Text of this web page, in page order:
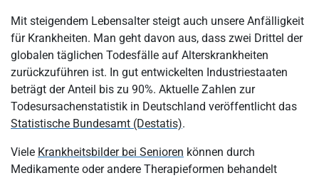
Warum treten bestimmte Krankheitsbilder erst im
fortgeschrittenen Alter auf?
Typische Alterskrankheiten in der Pflege
Was sind die wichtigsten Herz-Kreislauf-Erkrankungen im Alter?
Die 3 häufigsten neurologischen Störungen in der Pflege
Welche 3 Erkrankungen des Bewegungsapparates gelten als
typische Krankheiten in der Pflege?
Mit steigendem Lebensalter steigt auch unsere Anfälligkeit
für Krankheiten. Man geht davon aus, dass zwei Drittel der
globalen täglichen Todesfälle auf Alterskrankheiten
zurückzuführen ist. In gut entwickelten Industriestaaten
beträgt der Anteil bis zu 90%. Aktuelle Zahlen zur
Todesursachenstatistik in Deutschland veröffentlicht das
Statistische Bundesamt (Destatis).
Viele Krankheitsbilder bei Senioren können durch
Medikamente oder andere Therapieformen behandelt